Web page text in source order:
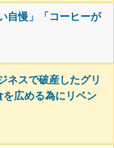
自慢」「コーヒーが
ネスで破産したグリ
広める為にリベン